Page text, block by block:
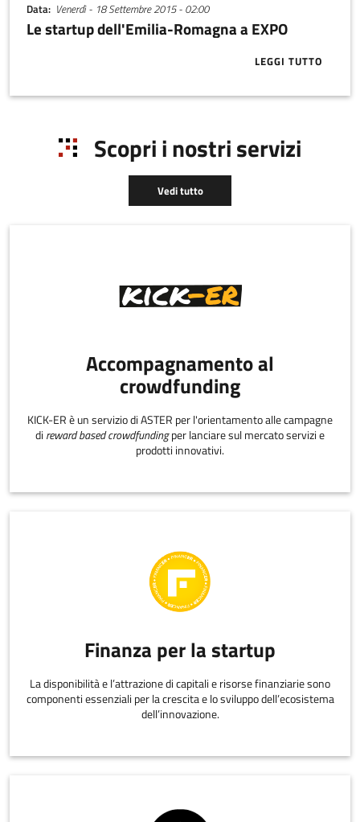
Data Venerdì - 18 Settembre 2015 - 02:00
Le startup dell'Emilia-Romagna a EXPO
LEGGI TUTTO
ABOUT LE
Scopri i nostri servizi
Vedi tutto
Accompagnamento al
crowdfunding
KICK-ER è un servizio di ASTER per l'orientamento alle campagne
di reward based crowdfundingper lanciare sul mercato servizi e
prodotti innovativi.
Finanza per la startup
La disponibilità e l’attrazione di capitali e risorse finanziarie sono
componenti essenziali per la crescita e lo sviluppo dell’ecosistema
dell’innovazione.